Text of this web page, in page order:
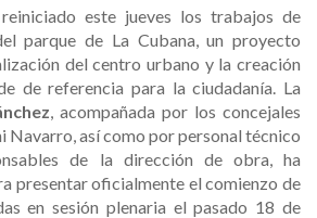
este jueves los trabajos de
parque de La Cubana, un proyecto
del centro urbano y la creación
de referencia para la ciudadanía. La
, acompañada por los concejales
Navarro, así como por personal técnico
de la dirección de obra, ha
presentar oficialmente el comienzo de
en sesión plenaria el pasado 18 de